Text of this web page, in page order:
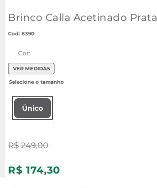
Brinco Calla Acetinado Prata
: 8390
Cor:
VER MEDIDAS
Único
R$ 249,00
R$ 174,30